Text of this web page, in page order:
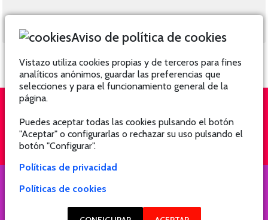
QUIÉNES SOMOS
Aviso de política de cookies
Vistazo utiliza cookies propias y de terceros para fines
analíticos anónimos, guardar las preferencias que
selecciones y para el funcionamiento general de la
página.
Puedes aceptar todas las cookies pulsando el botón
"Aceptar" o configurarlas o rechazar su uso pulsando el
botón "Configurar".
Políticas de privacidad
Políticas de cookies